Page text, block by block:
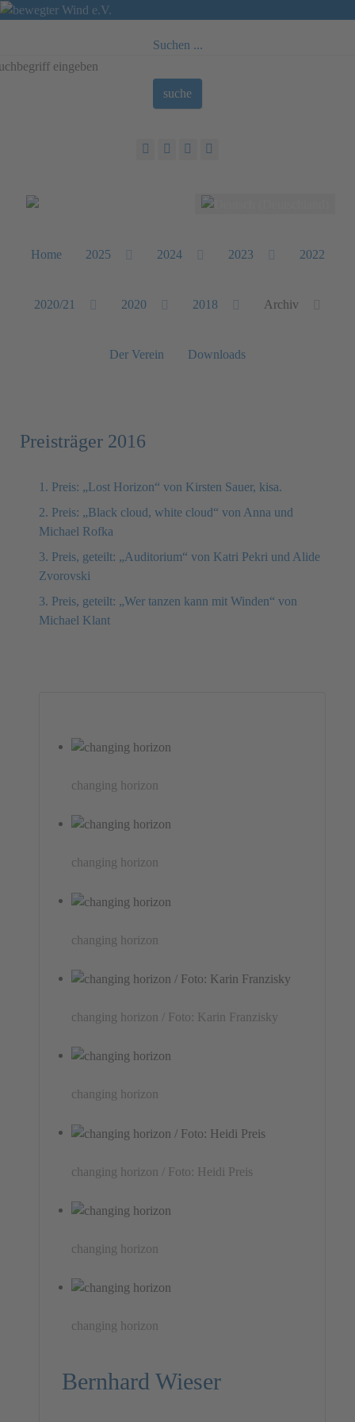
Suchen ...
suche
Sprache auswählen
Home 2025 2024 2023 2022
2020/21 2020 2018 Archiv
Der Verein Downloads
Preisträger 2016
1. Preis: „Lost Horizon“ von Kirsten Sauer, kisa.
2. Preis: „Black cloud, white cloud“ von Anna und
Michael Rofka
3. Preis, geteilt: „Auditorium“ von Katri Pekri und Alide
Zvorovski
3. Preis, geteilt: „Wer tanzen kann mit Winden“ von
Michael Klant
changing horizon
changing horizon
changing horizon
changing horizon / Foto: Karin Franzisky
changing horizon
changing horizon / Foto: Heidi Preis
changing horizon
changing horizon
Bernhard Wieser